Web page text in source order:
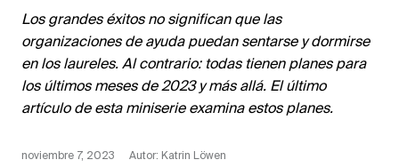
Los grandes éxitos no significan que las
organizaciones de ayuda puedan sentarse y dormirse
en los laureles. Al contrario: todas tienen planes para
los últimos meses de 2023 y más allá. El último
artículo de esta miniserie examina estos planes.
noviembre 7, 2023
Autor: Katrin Löwen